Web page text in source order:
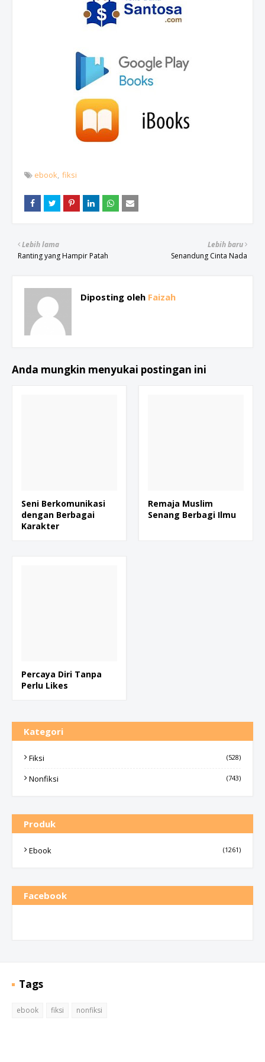
ebook fiksi
Lebih baru
Senandung Cinta Nada
Lebih lama
Ranting yang Hampir Patah
Diposting oleh Faizah
Anda mungkin menyukai postingan ini
Seni Berkomunikasi
dengan Berbagai
Karakter
Remaja Muslim
Senang Berbagi Ilmu
Percaya Diri Tanpa
Perlu Likes
Kategori
Fiksi (528)
Nonfiksi (743)
Produk
Ebook (1261)
Facebook
Tags
ebook fiksi nonfiksi